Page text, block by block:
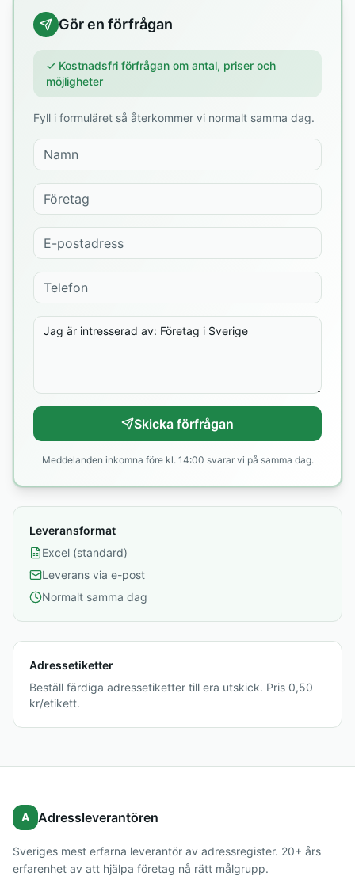
Gör en förfrågan
✓ Kostnadsfri förfrågan om antal, priser och
möjligheter
Fyll i formuläret så återkommer vi normalt samma dag.
Skicka förfrågan
Meddelanden inkomna före kl. 14:00 svarar vi på samma dag.
Leveransformat
Excel (standard)
Leverans via e-post
Normalt samma dag
Adressetiketter
Beställ färdiga adressetiketter till era utskick. Pris 0,50
kr/etikett.
A Adressleverantören
Sveriges mest erfarna leverantör av adressregister. 20+ års
erfarenhet av att hjälpa företag nå rätt målgrupp.